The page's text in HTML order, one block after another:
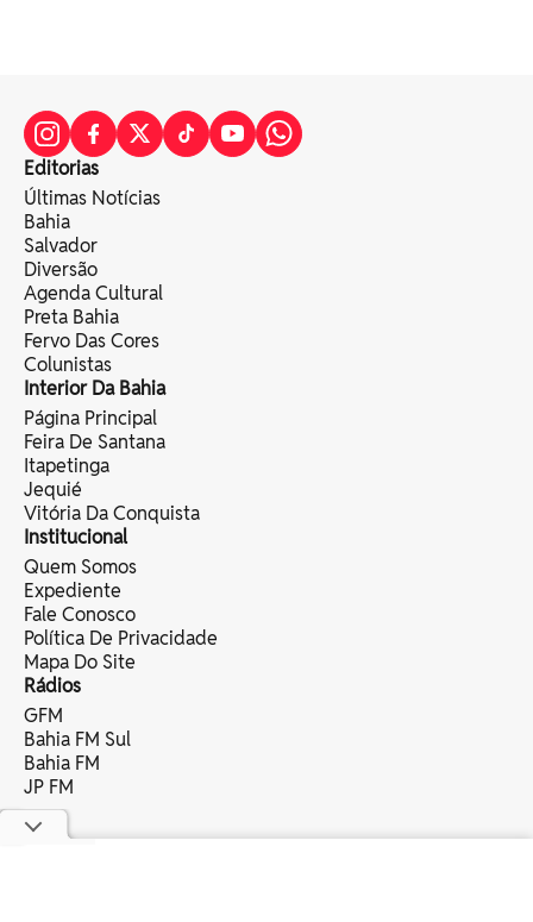
Editorias
Últimas Notícias
Bahia
Salvador
Diversão
Agenda Cultural
Preta Bahia
Fervo Das Cores
Colunistas
Interior Da Bahia
Página Principal
Feira De Santana
Itapetinga
Jequié
Vitória Da Conquista
Institucional
Quem Somos
Expediente
Fale Conosco
Política De Privacidade
Mapa Do Site
Rádios
GFM
Bahia FM Sul
Bahia FM
JP FM